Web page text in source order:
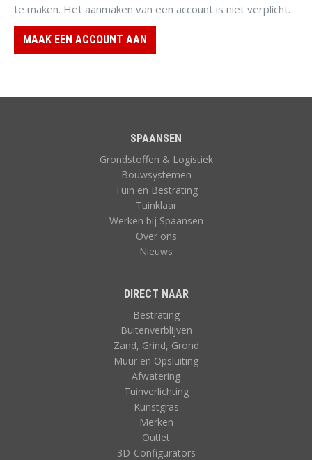
te maken. Het aanmaken van een account is niet verplicht.
MAAK EEN ACCOUNT AAN
SPAANSEN
Grondstoffen & Logistiek
Bouwsystemen
Tuin en Bestrating
Tuinklaar
Werken bij Spaansen
Over ons
Nieuws
DIRECT NAAR
Bestrating
Buitenverblijven
Zand, Grind, Grond
Muur en Opsluiting
Afwatering
Tuinverlichting
Kunstgras
Merken
Outlet
3D-Configurators